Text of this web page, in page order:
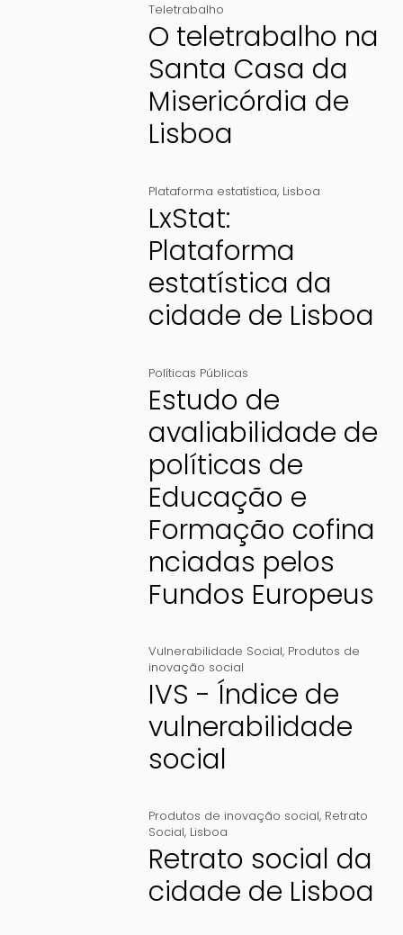
Teletrabalho
O teletrabalho na
Santa Casa da
Misericórdia de
Lisboa
Plataforma estatística, Lisboa
LxStat:
Plataforma
estatística da
cidade de Lisboa
Políticas Públicas
Estudo de
avaliabilidade de
políticas de
Educação e
Formação cofina
nciadas pelos
Fundos Europeus
Vulnerabilidade Social, Produtos de
inovação social
IVS - Índice de
vulnerabilidade
social
Produtos de inovação social, Retrato
Social, Lisboa
Retrato social da
cidade de Lisboa